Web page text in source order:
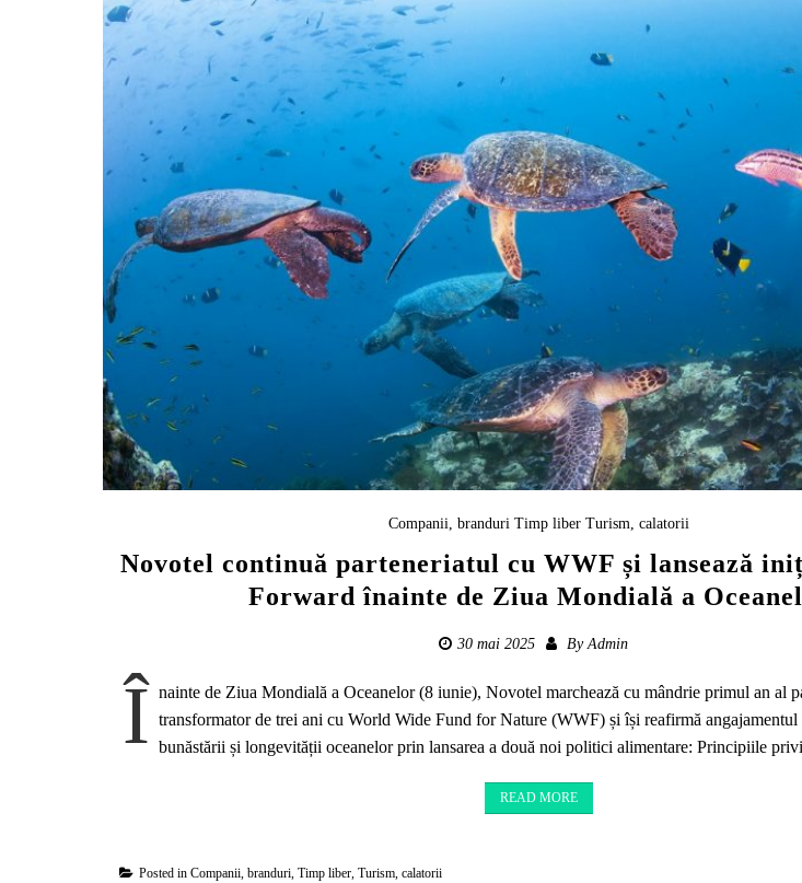
Companii, branduri Timp liber Turism, calatorii
Novotel continuă parteneriatul cu WWF și lansează
Forward înainte de Ziua Mondială a
30 mai 2025 ByAdmin
Î nainte de Ziua Mondială a Oceanelor (8 iunie), Novotel marchează cu mândrie primul an al
transformator de trei ani cu World Wide Fund for Nature (WWF) și își reafirmă angajamentul
bunăstării și longevității oceanelor prin lansarea a două noi politici alimentare: Principiile
READ MORE
Posted inCompanii, branduri ,Timp liber ,Turism, calatorii